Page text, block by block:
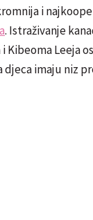
i
. Istraživanje
i Kibeoma Leeja
djeca imaju niz